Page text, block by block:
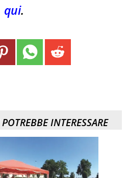
qui.
INTERESSARE